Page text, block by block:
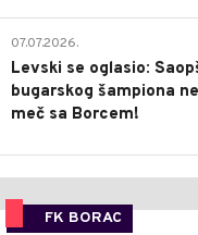
07.07.2026.
Levski se oglasio:
bugarskog šampiona
meč sa Borcem!
FK BORAC